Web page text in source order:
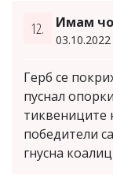
12. Имам
Герб се
пуснал
тиквениците
победители
гнусна